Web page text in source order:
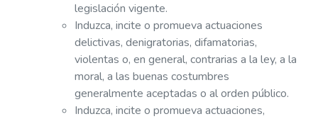
legislación vigente.
Induzca, incite o promueva actuaciones
delictivas, denigratorias, difamatorias,
violentas o, en general, contrarias a la ley, a la
moral, a las buenas costumbres
generalmente aceptadas o al orden público.
Induzca, incite o promueva actuaciones,